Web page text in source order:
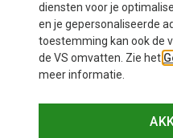
diensten voor je
en je gepersonaliseerde
toestemming kan ook de
de VS omvatten. Zie het
meer informatie.